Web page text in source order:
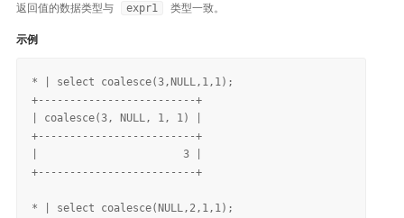
返回值的数据类型与 expr1 类型一致。
示例
* | select coalesce(3,NULL,1,1);
+-------------------------+
| coalesce(3, NULL, 1, 1) |
+-------------------------+
|                       3 |
+-------------------------+
* | select coalesce(NULL,2,1,1);